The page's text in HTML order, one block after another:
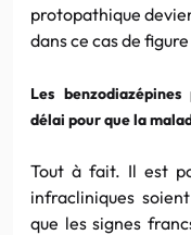
protopathique
dans ce cas de
Les
délai pour que la
Tout à fait. Il est
infracliniques
que les signes